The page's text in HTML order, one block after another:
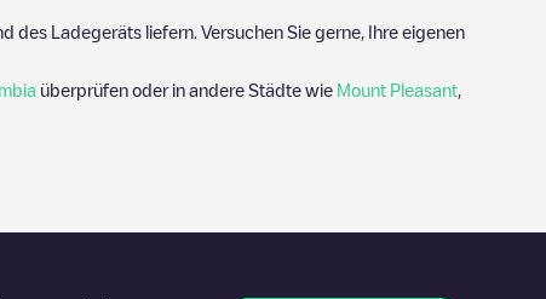
des Ladegeräts liefern. Versuchen Sie gerne, Ihre eigenen
überprüfen oder in andere Städte wie Mount Pleasant